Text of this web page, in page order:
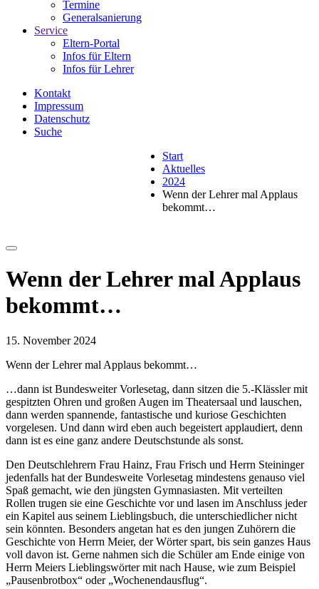
Termine
Generalsanierung
Service
Eltern-Portal
Infos für Eltern
Infos für Lehrer
Kontakt
Impressum
Datenschutz
Suche
Start
Aktuelles
2024
Wenn der Lehrer mal Applaus
bekommt…
Wenn der Lehrer mal Applaus
bekommt…
15. November 2024
Wenn der Lehrer mal Applaus bekommt…
…dann ist Bundesweiter Vorlesetag, dann sitzen die 5.-Klässler mit
gespitzten Ohren und großen Augen im Theatersaal und lauschen,
dann werden spannende, fantastische und kuriose Geschichten
vorgelesen. Und dann wird eben auch begeistert applaudiert, denn
dann ist es eine ganz andere Deutschstunde als sonst.
Den Deutschlehrern Frau Hainz, Frau Frisch und Herrn Steininger
jedenfalls hat der Bundesweite Vorlesetag mindestens genauso viel
Spaß gemacht, wie den jüngsten Gymnasiasten. Mit verteilten
Rollen trugen sie eine Geschichte vor und lasen im Anschluss jeder
ein Kapitel aus seinem Lieblingsbuch, die unterschiedlicher nicht
sein könnten. Besonders angetan hat es den jungen Zuhörern die
Geschichte von Herrn Meier, der Wörter spart, bis sein ganzes Haus
voll davon ist. Gerne nahmen sich die Schüler am Ende einige von
Herrn Meiers Lieblingswörter mit nach Hause, wie zum Beispiel
„Pausenbrotbox“ oder „Wochenendausflug“.